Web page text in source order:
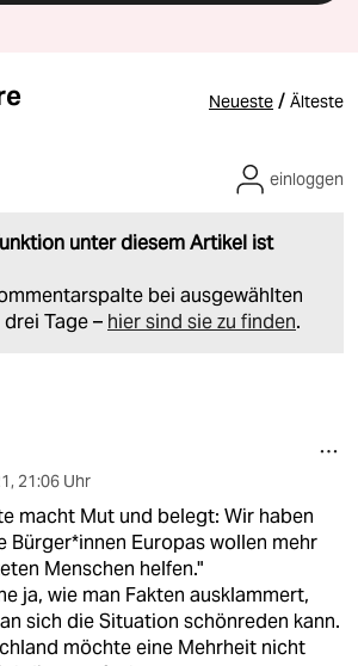
Neueste / Älteste
unter diesem Artikel ist
bei ausgewählten
Tage – hier sind sie zu finden.
einloggen
, 21:06 Uhr
macht Mut und belegt: Wir haben
Bürge­r*in­nen Europas wollen mehr
Menschen helfen."
ja, wie man Fakten ausklammert,
sich die Situation schönreden kann.
möchte eine Mehrheit nicht